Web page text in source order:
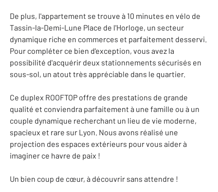
De plus, l'appartement se trouve à 10 minutes en vélo de
Tassin-la-Demi-Lune Place de l'Horloge, un secteur
dynamique riche en commerces et parfaitement desservi.
Pour compléter ce bien d'exception, vous avez la
possibilité d'acquérir deux stationnements sécurisés en
sous-sol, un atout très appréciable dans le quartier.
Ce duplex ROOFTOP offre des prestations de grande
qualité et conviendra parfaitement à une famille ou à un
couple dynamique recherchant un lieu de vie moderne,
spacieux et rare sur Lyon. Nous avons réalisé une
projection des espaces extérieurs pour vous aider à
imaginer ce havre de paix !
Un bien coup de cœur, à découvrir sans attendre !